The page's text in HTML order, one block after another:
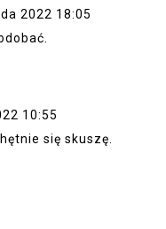
2022 18:05
10:55
się skuszę.